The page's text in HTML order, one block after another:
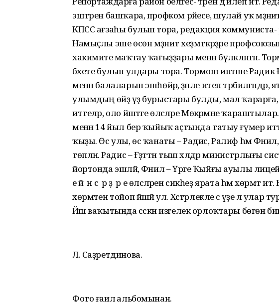
эштәрен башҡара, профком рәйесе, шулай уҡ
КПСС ағзаһы булып тора, редакция
Намыҫлы эше өсөн мәҙәниәт хеҙмәткәрҙәре
хакимиәте маҡтау ҡағыҙҙары менән бүләкләнгән.
бәхете булып улдары тора. Тормош иптәше Радик
менән балаларын эшһөйәр, әҙәпле итеп тәрбиәләгәндәр,
улымдың өйҙә үҙ бурыстары булды, мал
иттеләр, оло йәштәге өләсәләре Мөкәрәмәне
менән 14 йыл бер ҡыйыҡ аҫтында татыу ғүмер
ҡыҙы. Өс улы, өс ҡанаты – Радис, Ралиф һәм
төпләнә. Радис – Ғәҙәттән тыш хәлдәр министрлығы
йортонда эшләй, Фәнил – Үрге Ҡыйғы ауылы
е й ә н с ә р ҙ ә р е өләсәләрен сикһеҙ ярата һәм хөрмәт
хөрмәтен тойоп йәшәй ул. Хәстәрлекле әсә үҙе лә
Йәш ваҡытында сәскән изгелек орлоҡтары бөгөн
Л. Саҙретдинова.
Фото ғаилә альбомынан.